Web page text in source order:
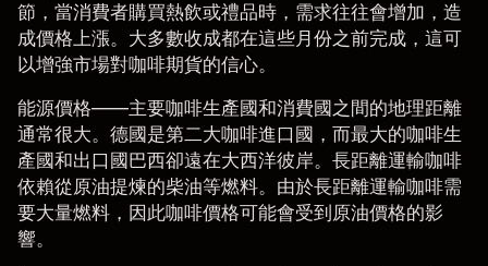
節，當消費者購買熱飲或禮品時，需求往往會增加，造
成價格上漲。大多數收成都在這些月份之前完成，這可
以增強市場對咖啡期貨的信心。
能源價格——主要咖啡生產國和消費國之間的地理距離
通常很大。德國是第二大咖啡進口國，而最大的咖啡生
產國和出口國巴西卻遠在大西洋彼岸。長距離運輸咖啡
依賴從原油提煉的柴油等燃料。由於長距離運輸咖啡需
要大量燃料，因此咖啡價格可能會受到原油價格的影
響。